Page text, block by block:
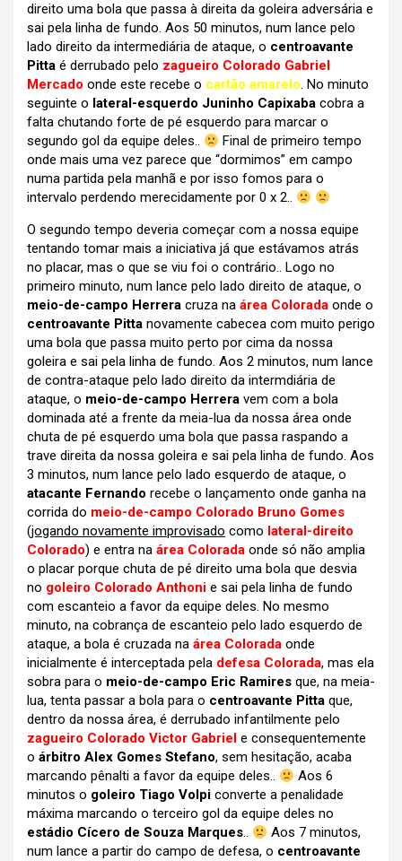
direito uma bola que passa à direita da goleira adversária e
sai pela linha de fundo. Aos 50 minutos, num lance pelo
lado direito da intermediária de ataque, o centroavante
Pitta é derrubado pelo zagueiro Colorado Gabriel
Mercado onde este recebe o cartão amarelo. No minuto
seguinte o lateral-esquerdo Juninho Capixaba cobra a
falta chutando forte de pé esquerdo para marcar o
segundo gol da equipe deles..
Final de primeiro tempo
onde mais uma vez parece que “dormimos” em campo
numa partida pela manhã e por isso fomos para o
intervalo perdendo merecidamente por 0 x 2..
O segundo tempo deveria começar com a nossa equipe
tentando tomar mais a iniciativa já que estávamos atrás
no placar, mas o que se viu foi o contrário.. Logo no
primeiro minuto, num lance pelo lado direito de ataque, o
meio-de-campo Herrera cruza na área Colorada onde o
centroavante Pitta novamente cabecea com muito perigo
uma bola que passa muito perto por cima da nossa
goleira e sai pela linha de fundo. Aos 2 minutos, num lance
de contra-ataque pelo lado direito da intermdiária de
ataque, o meio-de-campo Herrera vem com a bola
dominada até a frente da meia-lua da nossa área onde
chuta de pé esquerdo uma bola que passa raspando a
trave direita da nossa goleira e sai pela linha de fundo. Aos
3 minutos, num lance pelo lado esquerdo de ataque, o
atacante Fernando recebe o lançamento onde ganha na
corrida do meio-de-campo Colorado Bruno Gomes
(jogando novamente improvisado como lateral-direito
Colorado) e entra na área Colorada onde só não amplia
o placar porque chuta de pé direito uma bola que desvia
no goleiro Colorado Anthoni e sai pela linha de fundo
com escanteio a favor da equipe deles. No mesmo
minuto, na cobrança de escanteio pelo lado esquerdo de
ataque, a bola é cruzada na área Colorada onde
inicialmente é interceptada pela defesa Colorada, mas ela
sobra para o meio-de-campo Eric Ramires que, na meia-
lua, tenta passar a bola para o centroavante Pitta que,
dentro da nossa área, é derrubado infantilmente pelo
zagueiro Colorado Victor Gabriel e consequentemente
o árbitro Alex Gomes Stefano, sem hesitação, acaba
marcando pênalti a favor da equipe deles..
Aos 6
minutos o goleiro Tiago Volpi converte a penalidade
máxima marcando o terceiro gol da equipe deles no
estádio Cícero de Souza Marques..
Aos 7 minutos,
num lance a partir do campo de defesa, o centroavante